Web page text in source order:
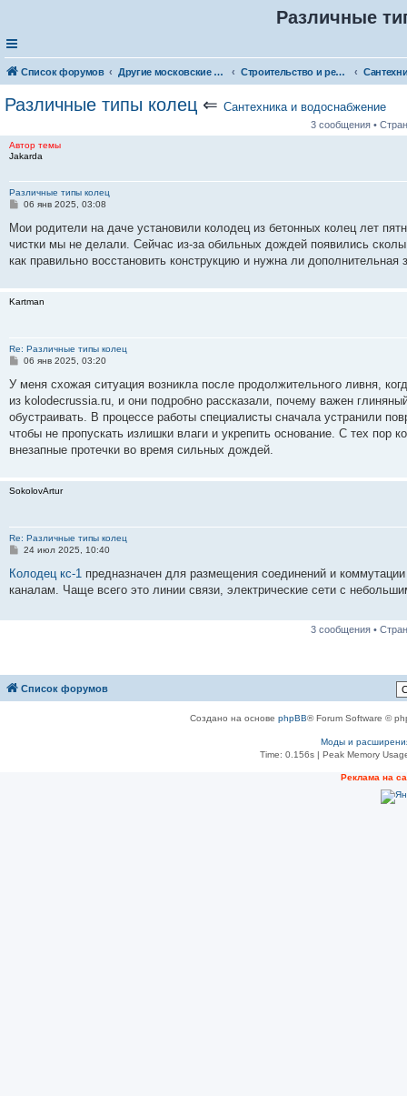
Различные
Список форумов Другие московские товары и услуги Строительство и ремонт
Различные типы колец ⇐ Сантехника и водоснабжение
3 сообщения •
Автор темы
Jakarda
Различные типы колец
С
о
щ
е
е
06 янв 2025, 03:08
Мои родители на даче установили колодец из бетонных колец лет
чистки мы не делали. Сейчас из-за обильных дождей появились
как правильно восстановить конструкцию и нужна ли
Kartman
Re: Различные типы колец
С
о
щ
е
н
и
е
06 янв 2025, 03:20
У меня схожая ситуация возникла после продолжительного ливня,
из kolodecrussia.ru, и они подробно рассказали, почему важен
обустраивать. В процессе работы специалисты сначала устранили
чтобы не пропускать излишки влаги и укрепить основание. С тех пор
внезапные протечки во время сильных дождей.
SokolovArtur
Re: Различные типы колец
С
о
щ
24 июл 2025, 10:40
Колодец кс-1 предназначен для размещения соединений и
каналам. Чаще всего это линии связи, электрические сети с
3 сообщения •
Список форумов
Создано на основе phpBB® Forum Software ©
Моды и
Time: 0.156s| Peak Memory
Реклама на